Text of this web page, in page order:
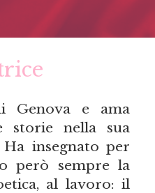
e ama
storie nella sua
insegnato per
però sempre la
al lavoro: il